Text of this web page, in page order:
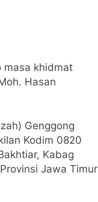
masa khidmat
Hasan
Genggong
Kodim 0820
Kabag
Jawa Timur